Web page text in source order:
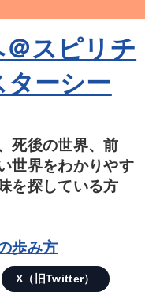
スピリチ
ーシー
死後の世界、前
世界をわかりやす
を探している方
歩み方
X（旧Twitter）